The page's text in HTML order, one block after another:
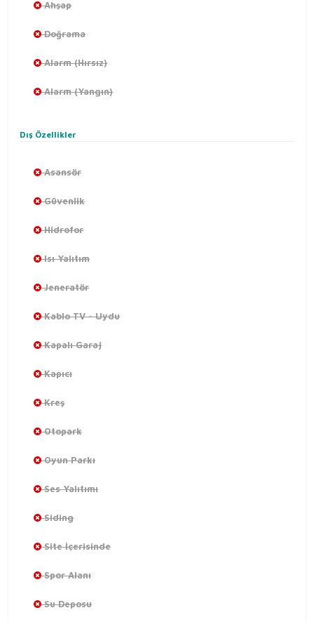
Ahşap
Doğrama
Alarm (Hırsız)
Alarm (Yangın)
Dış Özellikler
Asansör
Güvenlik
Hidrofor
Isı Yalıtım
Jeneratör
Kablo TV - Uydu
Kapalı Garaj
Kapıcı
Kreş
Otopark
Oyun Parkı
Ses Yalıtımı
Siding
Site İçerisinde
Spor Alanı
Su Deposu